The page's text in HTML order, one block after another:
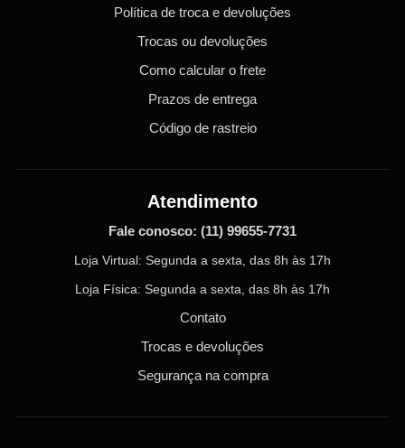
Política de troca e devoluções
Trocas ou devoluções
Como calcular o frete
Prazos de entrega
Código de rastreio
Atendimento
Fale conosco: (11) 99655-7731
Loja Virtual: Segunda a sexta, das 8h às 17h
Loja Física: Segunda a sexta, das 8h às 17h
Contato
Trocas e devoluções
Segurança na compra